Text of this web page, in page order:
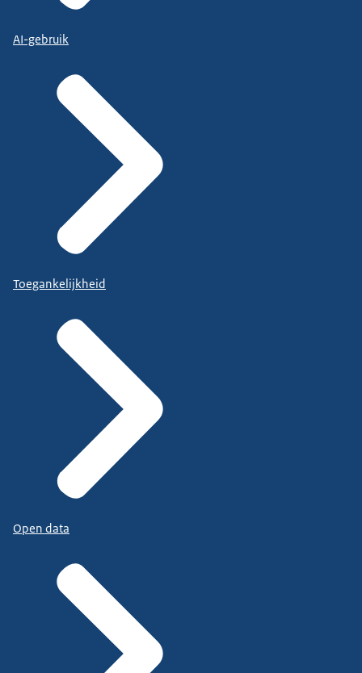
AI-gebruik
Toegankelijkheid
Open data